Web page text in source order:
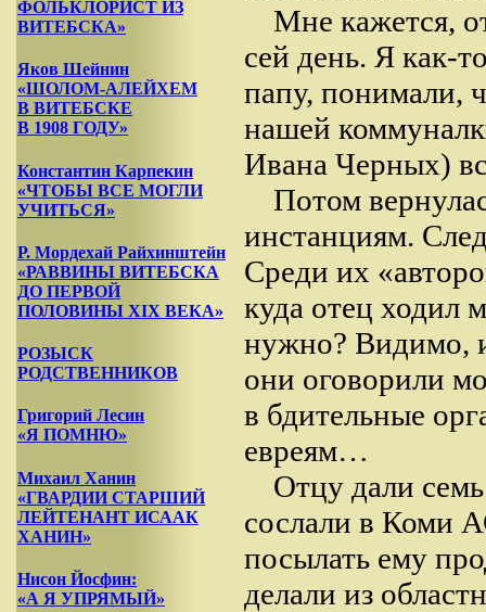
ФОЛЬКЛОРИСТ ИЗ
ВИТЕБСКА»
Яков Шейнин
«ШОЛОМ-АЛЕЙХЕМ
В ВИТЕБСКЕ
В 1908 ГОДУ»
Константин Карпекин
«ЧТОБЫ ВСЕ МОГЛИ
УЧИТЬСЯ»
Р. Мордехай Райхинштейн
«РАВВИНЫ ВИТЕБСКА
ДО ПЕРВОЙ
ПОЛОВИНЫ XIX ВЕКА»
РОЗЫСК
РОДСТВЕННИКОВ
Григорий Лесин
«Я ПОМНЮ»
Михаил Ханин
«ГВАРДИИ СТАРШИЙ
ЛЕЙТЕНАНТ ИСААК
ХАНИН»
Нисон Йосфин:
«А Я УПРЯМЫЙ»
Мне кажется,
сей день. Я как-
папу, понимали,
нашей
Ивана Черных)
Потом
инстанциям.
Среди их
куда отец ходил
нужно? Видимо,
они оговорили
в бдительные
евреям…
Отцу дали
сослали в Коми
посылать ему
делали из